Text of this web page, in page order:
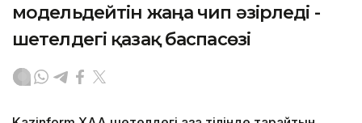
модельдейтін жаңа чип әзірледі -
шетелдегі қазақ баспасөзі